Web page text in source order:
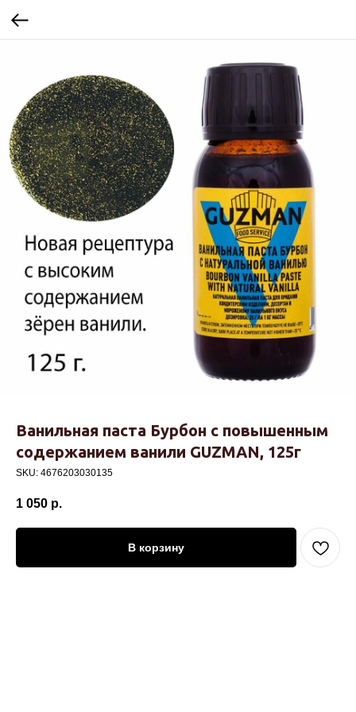
Ванильная паста Бурбон с повышенным
содержанием ванили GUZMAN, 125г
SKU: 4676203030135
1 050 р.
В корзину